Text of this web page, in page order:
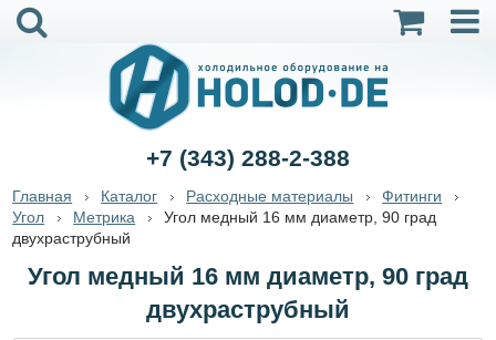
+7 (343) 288-2-388
Главная Каталог Расходные материалы
Фитинги
Угол
Метрика
Угол медный 16 мм диаметр, 90 град
двухраструбный
Угол медный 16 мм диаметр, 90 град
двухраструбный